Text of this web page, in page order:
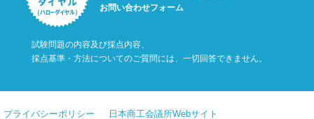
お問い合わせフォーム
試験問題の内容及び採点内容、
採点基準・方法についてのご質問には、一切回答できません。
プライバシーポリシー 日本商工会議所Webサイト